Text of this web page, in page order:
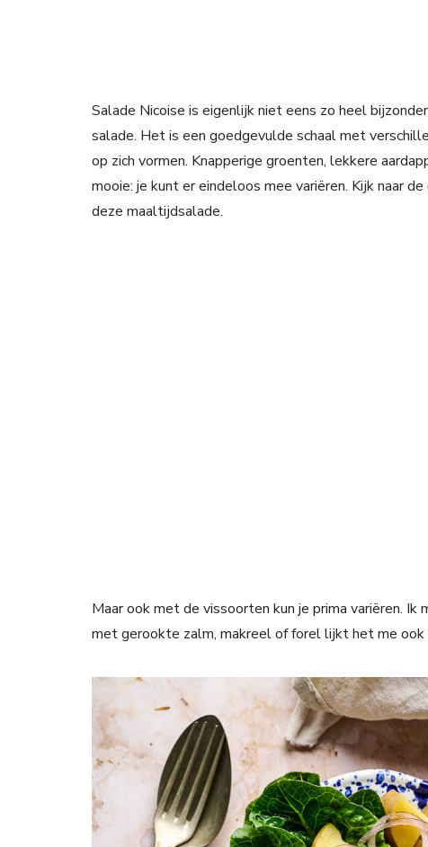
Salade Nicoise is eigenlijk niet eens zo heel
salade. Het is een goedgevulde schaal met
op zich vormen. Knapperige groenten, lekkere
mooie: je kunt er eindeloos mee variëren. Kijk naar
deze maaltijdsalade.
Maar ook met de vissoorten kun je prima variëren.
met gerookte zalm, makreel of forel lijkt het me ook